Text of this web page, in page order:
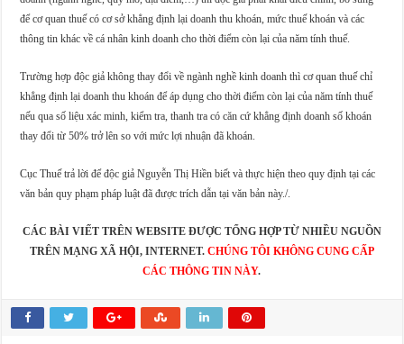
để cơ quan thuế có cơ sở khẳng định lại doanh thu khoán, mức thuế khoán và các
thông tin khác về cá nhân kinh doanh cho thời điểm còn lại của năm tính thuế.
Trường hợp độc giả không thay đổi về ngành nghề kinh doanh thì cơ quan thuế chỉ
khẳng định lại doanh thu khoán để áp dụng cho thời điểm còn lại của năm tính thuế
nếu qua số liệu xác minh, kiểm tra, thanh tra có căn cứ khẳng định doanh số khoán
thay đổi từ 50% trở lên so với mức lợi nhuận đã khoán.
Cục Thuế trả lời để độc giả Nguyễn Thị Hiền biết và thực hiện theo quy định tại các
văn bản quy phạm pháp luật đã được trích dẫn tại văn bản này./.
CÁC BÀI VIẾT TRÊN WEBSITE ĐƯỢC TỔNG HỢP TỪ NHIỀU NGUỒN
TRÊN MẠNG XÃ HỘI, INTERNET. CHÚNG TÔI KHÔNG CUNG CẤP
CÁC THÔNG TIN NÀY.